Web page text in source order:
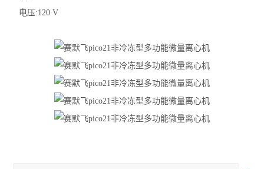
储存液氮罐
小型台式离心机
电压:120 V